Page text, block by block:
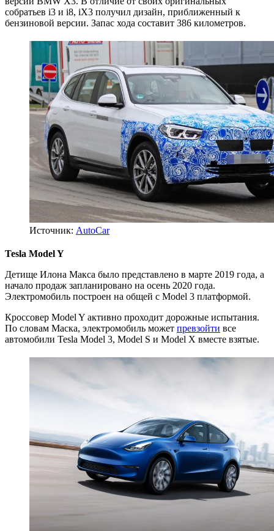
собратьев i3 и i8, iX3 получил дизайн, приближенный к
бензиновой версии. Запас хода составит 386 километров.
Источник: AutoCar
Tesla Model Y
Детище Илона Макса было представлено в марте 2019 года, а
начало продаж запланировано на осень 2020 года.
Электромобиль построен на общей с Model 3 платформой.
Кроссовер Model Y активно проходит дорожные испытания.
По словам Маска, электромобиль может превзойти все
автомобили Tesla Model 3, Model S и Model X вместе взятые.